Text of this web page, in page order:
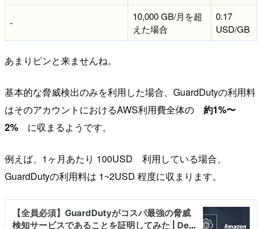
-
10,000 GB/月を超
えた場合
0.17
USD/GB
あまりピンと来ませんね。
基本的な脅威検出のみを利用した場合、GuardDutyの利用料
はそのアカウントにおけるAWS利用費全体の 約1%〜
2% に収まるようです。
例えば、1ヶ月あたり 100USD 利用している場合、
GuardDutyの利用料は 1~2USD 程度に収まります。